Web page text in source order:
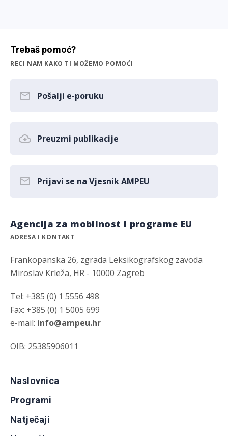
Trebaš pomoć?
RECI NAM KAKO TI MOŽEMO POMOĆI
Pošalji e-poruku
Preuzmi publikacije
Prijavi se na Vjesnik AMPEU
Agencija za mobilnost i programe EU
ADRESA I KONTAKT
Frankopanska 26, zgrada Leksikografskog zavoda
Miroslav Krleža, HR - 10000 Zagreb
Tel: +385 (0) 1 5556 498
Fax: +385 (0) 1 5005 699
e-mail: info@ampeu.hr
OIB: 25385906011
Naslovnica
Programi
Natječaji